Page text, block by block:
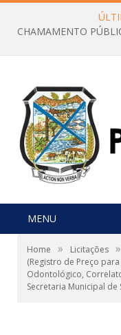
MENU
Home » Licitações »
(Registro de Preço
Odontológico,
Secretaria Municipal de